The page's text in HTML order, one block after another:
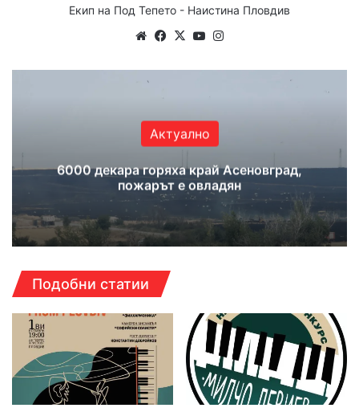
Екип на Под Тепето - Наистина Пловдив
WebsiteFacebook
X YouTube
Актуално
6000 декара горяха край Асеновград,
пожарът е овладян
Подобни статии